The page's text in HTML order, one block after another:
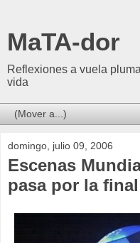
MaTA-dor
Reflexiones a vuela
vida
domingo, julio 09, 2006
Escenas
pasa por la